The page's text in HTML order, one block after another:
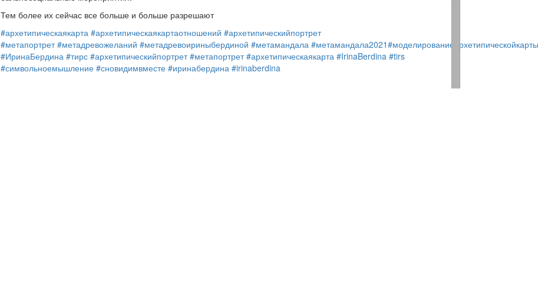
Тем более их сейчас все больше и больше разрешают
#архетипическаякарта #архетипическаякартаотношений #архетипическийпортрет
#метапортрет #метадревожеланий #метадревоириныбердиной #метамандала #метамандала2021#моделированиеархетипическойкарты
#ИринаБердина #тирс #архетипическийпортрет #метапортрет #архетипическаякарта #IrinaBerdina #tirs
#символьноемышление #сновидимвместе #иринабердина #irinaberdina